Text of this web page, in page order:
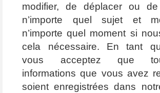
modifier, de déplacer ou de
n’importe quel sujet et
n’importe quel moment si
cela nécessaire. En tant
vous acceptez que
informations que vous avez
soient enregistrées dans